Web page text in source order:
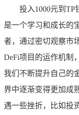
投入1000元到
是一个学习和成长的
者，通过密切观察市
DeFi项目的运作机制
我们不断提升自己的
界中逐渐变得更加成
遇一些挫折，比如投